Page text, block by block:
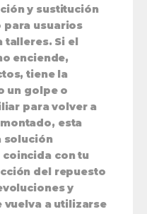
y sustitución
para usuarios
talleres. Si el
enciende,
tiene la
un golpe o
para volver a
esta
solución
con tu
del repuesto
y
vuelva a utilizarse